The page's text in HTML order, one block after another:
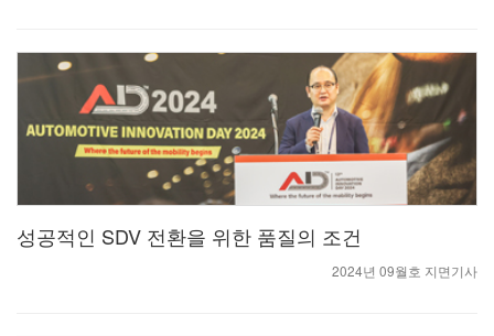
성공적인 SDV 전환을 위한 품질의 조건
2024년 09월호 지면기사